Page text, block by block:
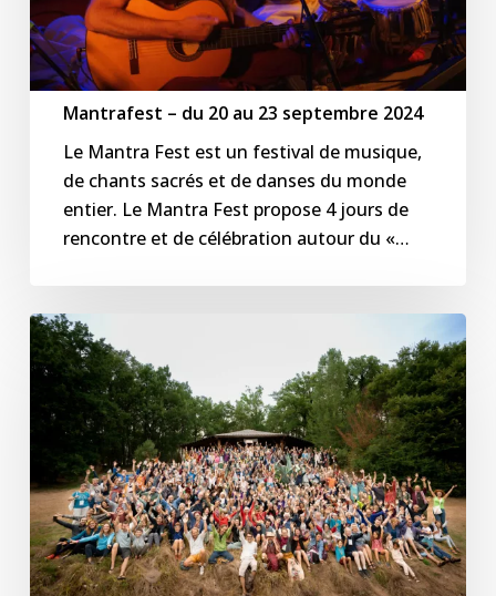
2024
Mantrafest – du 20 au 23 septembre 2024
Le Mantra Fest est un festival de musique,
de chants sacrés et de danses du monde
entier. Le Mantra Fest propose 4 jours de
rencontre et de célébration autour du «…
Festival
Oasis
du
25
août
2024